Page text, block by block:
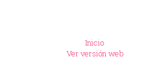
Inicio
Ver versión web